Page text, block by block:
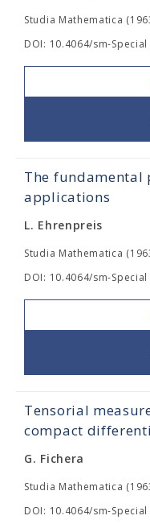
Studia Mathematica
DOI: 10.4064/sm-
The fundamental
applications
L. Ehrenpreis
Studia Mathematica
DOI: 10.4064/sm-
Tensorial
compact
G. Fichera
Studia Mathematica
DOI: 10.4064/sm-